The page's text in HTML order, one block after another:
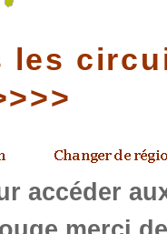
les
accéder